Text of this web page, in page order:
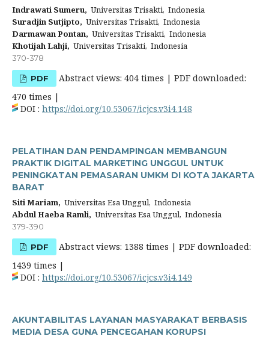
Indrawati Sumeru, Universitas Trisakti, Indonesia
Suradjin Sutjipto, Universitas Trisakti, Indonesia
Darmawan Pontan, Universitas Trisakti, Indonesia
Khotijah Lahji, Universitas Trisakti, Indonesia
370-378
PDF
Abstract views: 404 times | PDF downloaded:
470 times |
DOI : https://doi.org/10.53067/icjcs.v3i4.148
PELATIHAN DAN PENDAMPINGAN MEMBANGUN
PRAKTIK DIGITAL MARKETING UNGGUL UNTUK
PENINGKATAN PEMASARAN UMKM DI KOTA JAKARTA
BARAT
Siti Mariam, Universitas Esa Unggul, Indonesia
Abdul Haeba Ramli, Universitas Esa Unggul, Indonesia
379-390
PDF
Abstract views: 1388 times | PDF downloaded:
1439 times |
DOI : https://doi.org/10.53067/icjcs.v3i4.149
AKUNTABILITAS LAYANAN MASYARAKAT BERBASIS
MEDIA DESA GUNA PENCEGAHAN KORUPSI